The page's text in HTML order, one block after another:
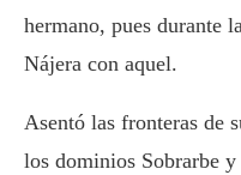
hermano, pues durante
Nájera con aquel.
Asentó las fronteras de
los dominios Sobrarbe